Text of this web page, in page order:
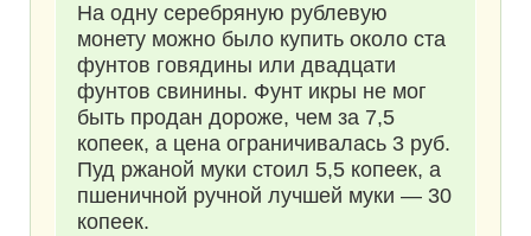
На одну серебряную рублевую
монету можно было купить около ста
фунтов говядины или двадцати
фунтов свинины. Фунт икры не мог
быть продан дороже, чем за 7,5
копеек, а цена ограничивалась 3 руб.
Пуд ржаной муки стоил 5,5 копеек, а
пшеничной ручной лучшей муки — 30
копеек.